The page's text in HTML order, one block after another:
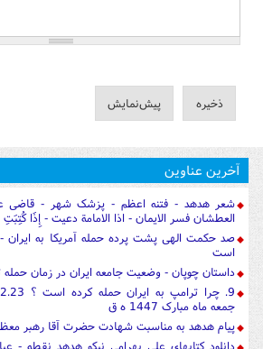
آخرین عناوین
شعر هدهد - فتنه اعظم - پزشک شهر - قاضی
العطشان فسر الایمان - اذا الامامة دعیت - إِذَا كُتِبَتِ
صد حکمت الهی پشت پرده حمله آمریکا به
است
داستان چوپان - وضعیت جامعه ایران در زمان حمله
جمعه ماه مبارک 1447 ه ق
پیام هدهد به مناسبت شهادت حضرت آقا رهبر معظم